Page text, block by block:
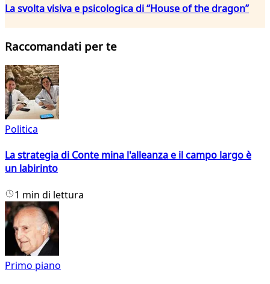
La svolta visiva e psicologica di “House of the dragon”
Raccomandati per te
Politica
La strategia di Conte mina l'alleanza e il campo largo è
un labirinto
1 min di lettura
Primo piano